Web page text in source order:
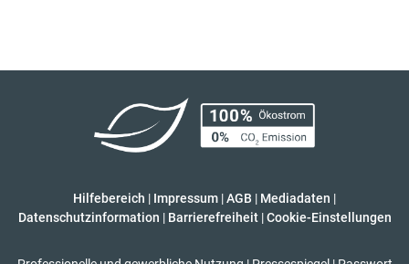
Hilfebereich | Impressum |AGB | Mediadaten |
Datenschutzinformation | Barrierefreiheit | Cookie-Einstellungen